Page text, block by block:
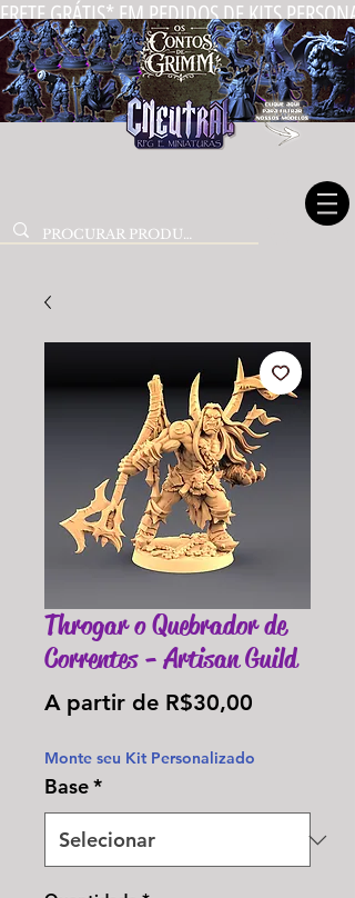
FRETE GRÁTIS* EM PEDIDOS DE KITS
Throgar o Quebrador de
Correntes - Artisan Guild
A partir de R$30,00
Monte seu Kit Personalizado
Base*